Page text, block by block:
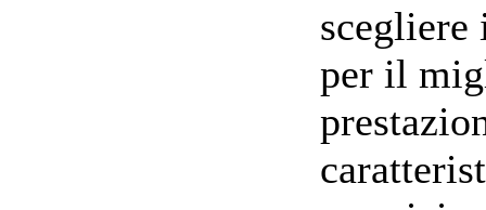
scegliere
per il